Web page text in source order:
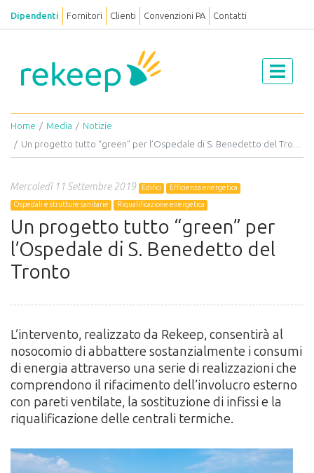
Dipendenti Fornitori Clienti Convenzioni PA Contatti
Home Media
Notizie
Un progetto tutto “green” per l’Ospedale di S. Benedetto del Tronto
Mercoledì 11 Settembre 2019 Edifici
Efficienza energetica
Ospedali e strutture sanitarie
Riqualificazione energetica
Un progetto tutto “green” per
l’Ospedale di S. Benedetto del
Tronto
L’intervento, realizzato da Rekeep, consentirà al
nosocomio di abbattere sostanzialmente i consumi
di energia attraverso una serie di realizzazioni che
comprendono il rifacimento dell’involucro esterno
con pareti ventilate, la sostituzione di infissi e la
riqualificazione delle centrali termiche.